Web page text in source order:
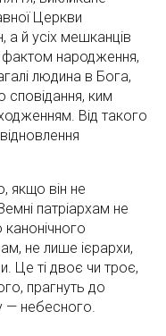
Церкви
й усіх мешканців
фактом народження,
людина в Бога,
сповідання, ким
Від такого
якщо він не
патріархам не
не лише ієрархи,
Це ті двоє чи троє,
прагнуть до
— небесного.